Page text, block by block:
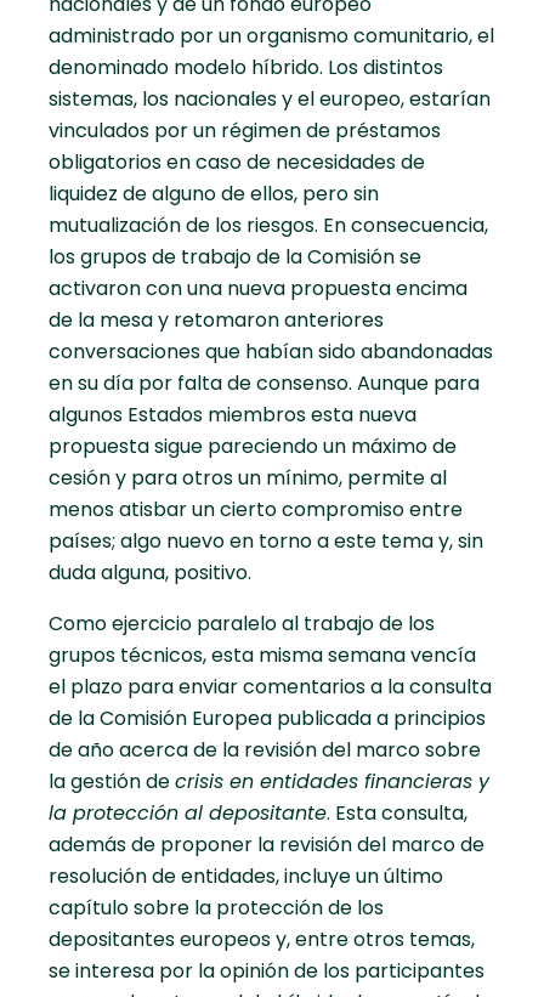
administrado por un organismo comunitario, el
denominado modelo híbrido. Los distintos
sistemas, los nacionales y el europeo, estarían
vinculados por un régimen de préstamos
obligatorios en caso de necesidades de
liquidez de alguno de ellos, pero sin
mutualización de los riesgos. En consecuencia,
los grupos de trabajo de la Comisión se
activaron con una nueva propuesta encima
de la mesa y retomaron anteriores
conversaciones que habían sido abandonadas
en su día por falta de consenso. Aunque para
algunos Estados miembros esta nueva
propuesta sigue pareciendo un máximo de
cesión y para otros un mínimo, permite al
menos atisbar un cierto compromiso entre
países; algo nuevo en torno a este tema y, sin
duda alguna, positivo.
Como ejercicio paralelo al trabajo de los
grupos técnicos, esta misma semana vencía
el plazo para enviar comentarios a la consulta
de la Comisión Europea publicada a principios
de año acerca de la revisión del marco sobre
la gestión decrisis en entidades financieras y
la protección al depositante. Esta consulta,
además de proponer la revisión del marco de
resolución de entidades, incluye un último
capítulo sobre la protección de los
depositantes europeos y, entre otros temas,
se interesa por la opinión de los participantes